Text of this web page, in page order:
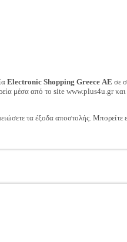
Electronic Shopping Greece ΑΕ σε
μέσα από το site www.plus4u.gr και
τα έξοδα αποστολής. Μπορείτε